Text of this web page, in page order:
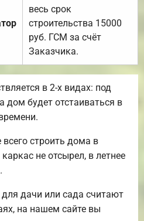
весь срок
строительства 15000
руб. ГСМ за счёт
Заказчика.
в 2-х видах: под
дом будет отстаиваться в
строить дома в
не отсырел, в летнее
дачи или сада считают
на нашем сайте вы